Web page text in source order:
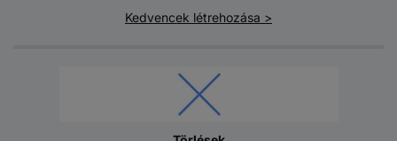
Kedvencek létrehozása >